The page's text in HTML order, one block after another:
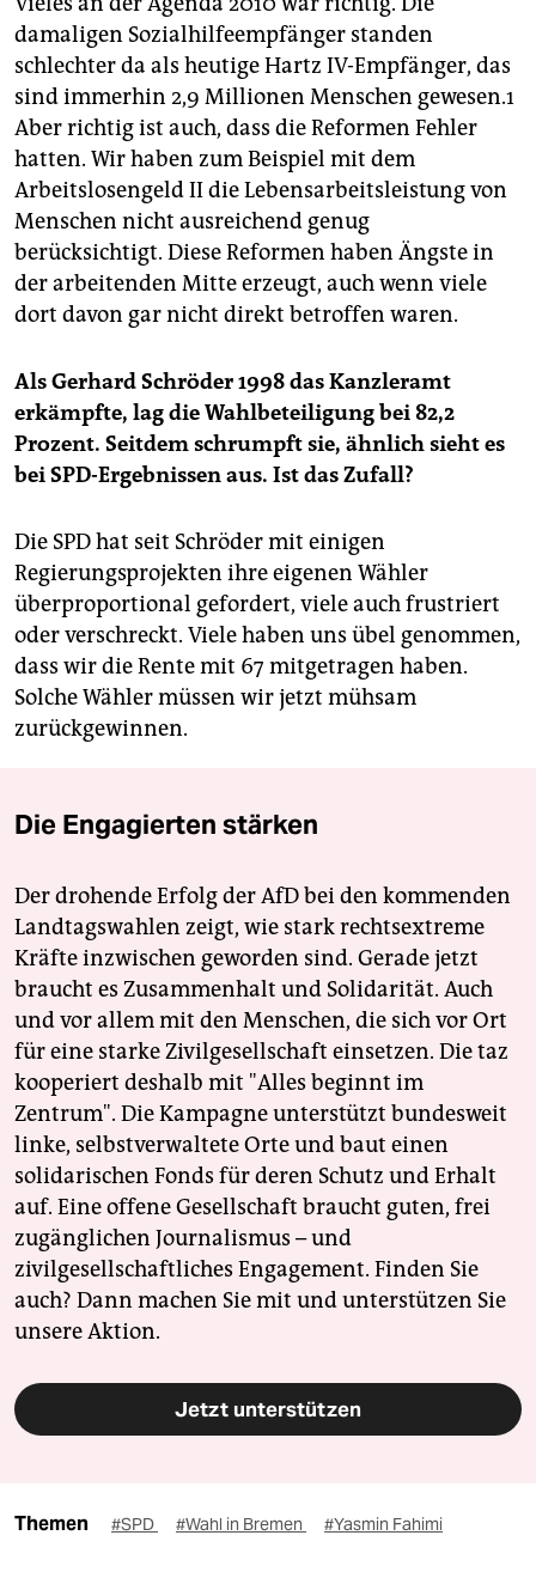
damaligen Sozialhilfeempfänger standen
schlechter da als heutige Hartz IV-Empfänger, das
sind immerhin 2,9 Millionen Menschen gewesen.1
Aber richtig ist auch, dass die Reformen Fehler
hatten. Wir haben zum Beispiel mit dem
Arbeitslosengeld II die Lebensarbeitsleistung von
Menschen nicht ausreichend genug
berücksichtigt. Diese Reformen haben Ängste in
der arbeitenden Mitte erzeugt, auch wenn viele
dort davon gar nicht direkt betroffen waren.
Als Gerhard Schröder 1998 das Kanzleramt
erkämpfte, lag die Wahlbeteiligung bei 82,2
Prozent. Seitdem schrumpft sie, ähnlich sieht es
bei SPD-Ergebnissen aus. Ist das Zufall?
Die SPD hat seit Schröder mit einigen
Regierungsprojekten ihre eigenen Wähler
überproportional gefordert, viele auch frustriert
oder verschreckt. Viele haben uns übel genommen,
dass wir die Rente mit 67 mitgetragen haben.
Solche Wähler müssen wir jetzt mühsam
zurückgewinnen.
Die Engagierten stärken
Der drohende Erfolg der AfD bei den kommenden
Landtagswahlen zeigt, wie stark rechtsextreme
Kräfte inzwischen geworden sind. Gerade jetzt
braucht es Zusammenhalt und Solidarität. Auch
und vor allem mit den Menschen, die sich vor Ort
für eine starke Zivilgesellschaft einsetzen. Die taz
kooperiert deshalb mit "Alles beginnt im
Zentrum". Die Kampagne unterstützt bundesweit
linke, selbstverwaltete Orte und baut einen
solidarischen Fonds für deren Schutz und Erhalt
auf. Eine offene Gesellschaft braucht guten, frei
zugänglichen Journalismus – und
zivilgesellschaftliches Engagement. Finden Sie
auch? Dann machen Sie mit und unterstützen Sie
unsere Aktion.
Jetzt unterstützen
Themen #SPD #Wahl in Bremen #Yasmin Fahimi